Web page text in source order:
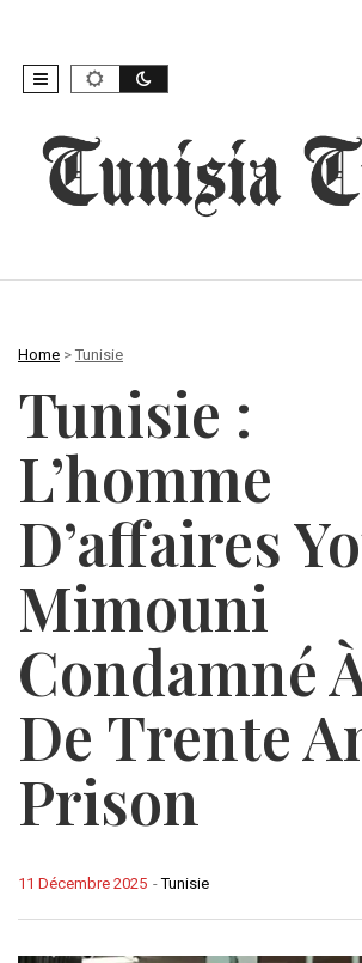
Home > Tunisie
Tunisie :
L’homme
D’affaires
Mimouni
Condamné
De Trente
Prison
-Tunisie
11 Décembre 2025